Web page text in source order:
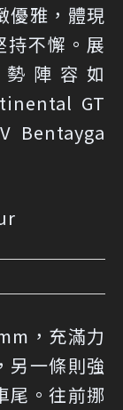
優雅，體現
不懈。展
陣容如
GT
Bentayga
，充滿力
另一條則強
尾。往前挪